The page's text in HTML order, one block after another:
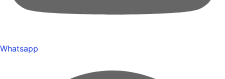
Whatsapp